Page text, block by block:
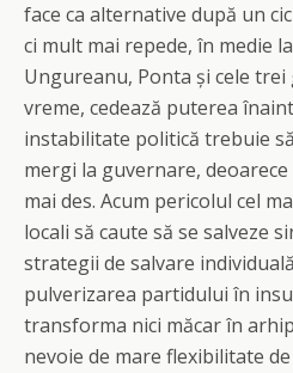
face ca alternative după un
ci mult mai repede, în medie
Ungureanu, Ponta și cele
vreme, cedează puterea
instabilitate politică trebuie
mergi la guvernare,
mai des. Acum pericolul cel
locali să caute să se salveze
strategii de salvare
pulverizarea partidului în
transforma nici măcar în
nevoie de mare flexibilitate